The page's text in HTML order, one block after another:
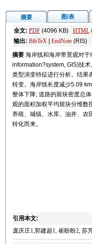
摘要 图/表
全文: PDF(4096 KB) HTML
输出: BibTeX| EndNote(RIS)
摘要 海岸线和海岸带景观对
information?system, GIS)技
类型演变特征进行分析。结
转变。海岸线长度减少5.09
整体下降; 道路的斑块密度总
观的面积加权平均斑块分维
养殖、城镇、水库、油井、农
转化而来。
引用本文:
庞庆庄1,郭建超1, 崔盼盼2, 苏